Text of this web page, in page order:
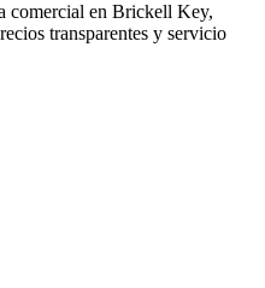
comercial en Brickell Key,
transparentes y servicio